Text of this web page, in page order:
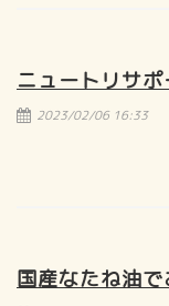
ニュートリサ
2023/02/06 16:33
国産なたね油